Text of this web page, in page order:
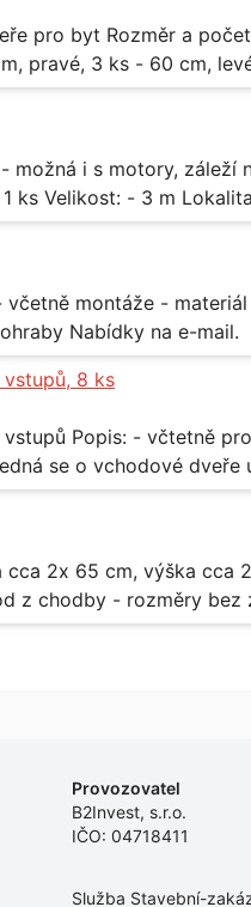
3 ks - 60 cm, levé, 2 ks
za rozumnou cenu Materiál: - ocel
příloha Rozměr: - 150 x 122 cm Lokalita: - Senohraby Nabídky na e-mail.
8 ks
dodávky bude i
11, 13,
dodávky.
- rozměry bez zárubní
Provozovatel
B2Invest, s.r.o.
IČO: 04718411
Služba Stavební-